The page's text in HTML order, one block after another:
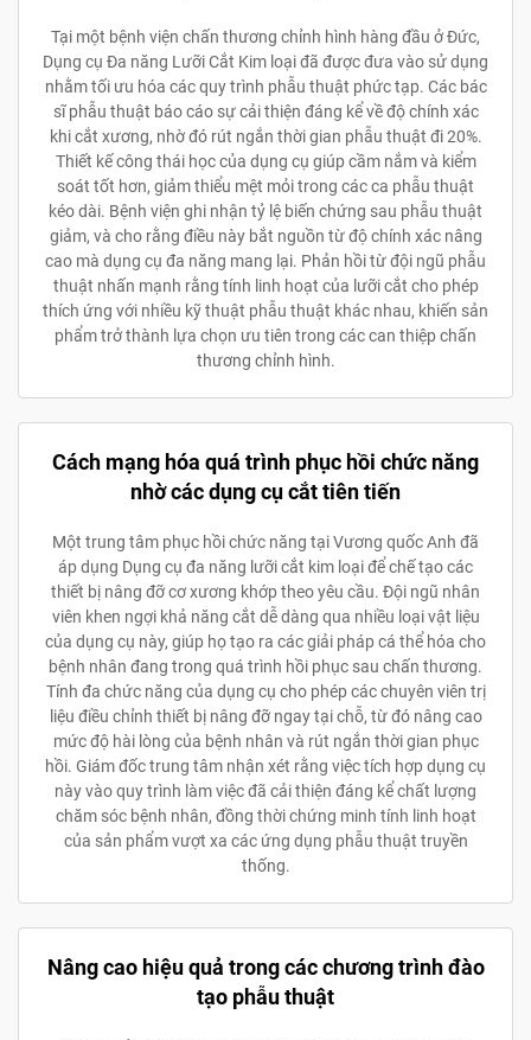
Tại một bệnh viện chấn thương chỉnh hình hàng đầu ở Đức,
Dụng cụ Đa năng Lưỡi Cắt Kim loại đã được đưa vào sử dụng
nhằm tối ưu hóa các quy trình phẫu thuật phức tạp. Các bác
sĩ phẫu thuật báo cáo sự cải thiện đáng kể về độ chính xác
khi cắt xương, nhờ đó rút ngắn thời gian phẫu thuật đi 20%.
Thiết kế công thái học của dụng cụ giúp cầm nắm và kiểm
soát tốt hơn, giảm thiểu mệt mỏi trong các ca phẫu thuật
kéo dài. Bệnh viện ghi nhận tỷ lệ biến chứng sau phẫu thuật
giảm, và cho rằng điều này bắt nguồn từ độ chính xác nâng
cao mà dụng cụ đa năng mang lại. Phản hồi từ đội ngũ phẫu
thuật nhấn mạnh rằng tính linh hoạt của lưỡi cắt cho phép
thích ứng với nhiều kỹ thuật phẫu thuật khác nhau, khiến sản
phẩm trở thành lựa chọn ưu tiên trong các can thiệp chấn
thương chỉnh hình.
Cách mạng hóa quá trình phục hồi chức năng
nhờ các dụng cụ cắt tiên tiến
Một trung tâm phục hồi chức năng tại Vương quốc Anh đã
áp dụng Dụng cụ đa năng lưỡi cắt kim loại để chế tạo các
thiết bị nâng đỡ cơ xương khớp theo yêu cầu. Đội ngũ nhân
viên khen ngợi khả năng cắt dễ dàng qua nhiều loại vật liệu
của dụng cụ này, giúp họ tạo ra các giải pháp cá thể hóa cho
bệnh nhân đang trong quá trình hồi phục sau chấn thương.
Tính đa chức năng của dụng cụ cho phép các chuyên viên trị
liệu điều chỉnh thiết bị nâng đỡ ngay tại chỗ, từ đó nâng cao
mức độ hài lòng của bệnh nhân và rút ngắn thời gian phục
hồi. Giám đốc trung tâm nhận xét rằng việc tích hợp dụng cụ
này vào quy trình làm việc đã cải thiện đáng kể chất lượng
chăm sóc bệnh nhân, đồng thời chứng minh tính linh hoạt
của sản phẩm vượt xa các ứng dụng phẫu thuật truyền
thống.
Nâng cao hiệu quả trong các chương trình đào
tạo phẫu thuật